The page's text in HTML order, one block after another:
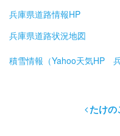
兵庫県道路情報HP
兵庫県道路状況地図
積雪情報（Yahoo天気HP 兵
たけの